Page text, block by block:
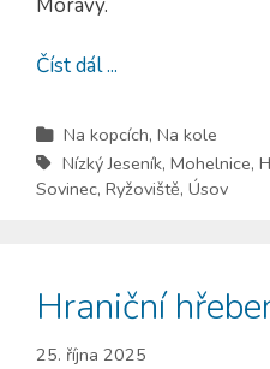
Číst dál ...
Na kopcích, Na kole
Nízký Jeseník, Mohelnice,
Sovinec, Ryžoviště, Úsov
Hraniční
25. října 2025